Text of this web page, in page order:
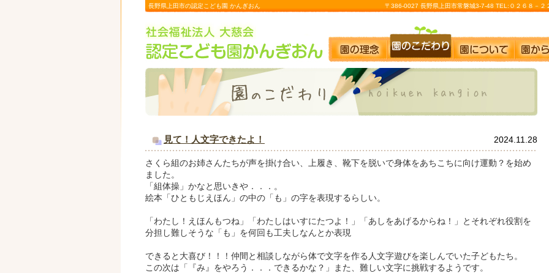
長野県上田市の認定こども園 かんぎおん 〒386-0027 長野県上田市常磐城3-7-48 TEL:０２６８－２
見て！人文字できたよ！ 2024.11.28
さくら組のお姉さんたちが声を掛け合い、上履き、靴下を脱いで身体をあちこちに向け運動？を始め
ました。
「組体操」かなと思いきや．．．。
絵本「ひともじえほん」の中の「も」の字を表現するらしい。
「わたし！えほんもつね」「わたしはいすにたつよ！」「あしをあげるからね！」とそれぞれ役割を
分担し難しそうな「も」を何回も工夫しなんとか表現
できると大喜び！！！仲間と相談しながら体で文字を作る人文字遊びを楽しんでいた子どもたち。
この次は「『み』をやろう．．．できるかな？」また、難しい文字に挑戦するようです。